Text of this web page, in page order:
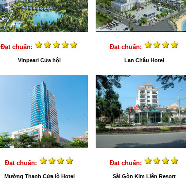
Đạt chuẩn:
Vinpearl Cửa hội
Đạt chuẩn:
Lan Châu Hotel
Đạt chuẩn:
Mường Thanh Cửa lò Hotel
Đạt chuẩn:
Sài Gòn Kim Liên Resort